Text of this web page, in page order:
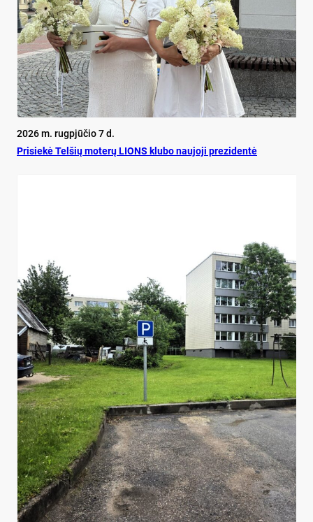
2026 m. rugpjūčio 7 d.
Pri­siekė Tel­šių mo­terų LIONS klu­bo nau­jo­ji pre­zi­dentė